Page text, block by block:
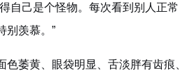
自己是个怪物。每次看到别人正常
别羡慕。”
萎黄、眼袋明显、舌淡胖有齿痕、